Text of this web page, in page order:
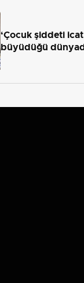
‘Çocuk şiddeti
büyüdüğü